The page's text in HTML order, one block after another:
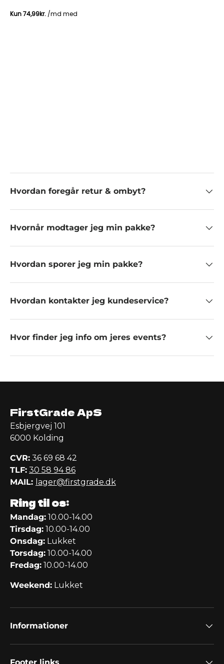
Hvordan foregår retur & ombyt?
Hvornår modtager jeg min pakke?
Hvordan sporer jeg min pakke?
Hvordan kontakter jeg kundeservice?
Hvor finder jeg info om jeres events?
FirstGrade ApS
Esbjergvej 101
6000 Kolding
CVR: 36 69 68 42
TLF: 30 58 94 86
MAIL: lager@firstgrade.dk
Ring til os:
Mandag: 10.00-14.00
Tirsdag: 10.00-14.00
Onsdag: Lukket
Torsdag: 10.00-14.00
Fredag: 10.00-14.00
Weekend: Lukket
Informationer